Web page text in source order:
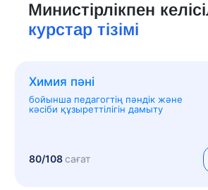
Министірлікпен
курстар тізімі
Химия пәні
бойынша педагогтің пәндік және
кәсіби құзыреттілігін дамыту
80/108сағат